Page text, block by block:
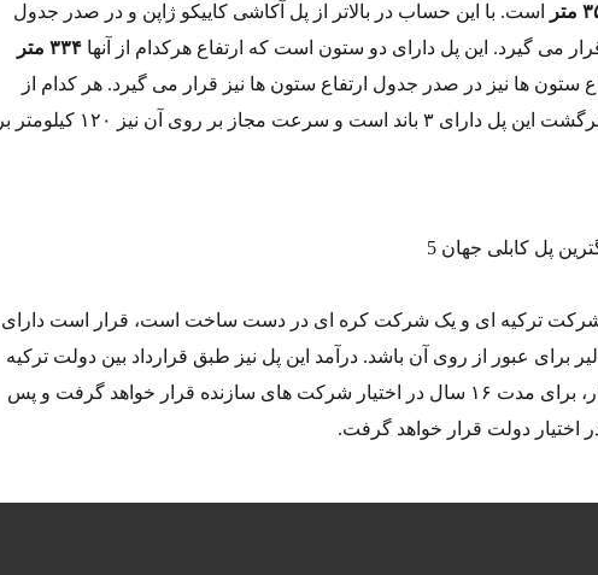
است. با این حساب در بالاتر از پل آکاشی کاییکو ژاپن و در صدر جدول
می گیرد. این پل دارای دو ستون است که ارتفاع هرکدام از آنها ۳۳۴ متر
ستون ها نیز در صدر جدول ارتفاع ستون ها نیز قرار می گیرد. هر کدام از
قسمت های رفت و برگشت این پل دارای ۳ باند است و سرعت مجاز بر روی آن نیز ۱۲۰ کیلومتر بر
شرکت ترکیه ای و یک شرکت کره ای در دست ساخت است، قرار است دارای
عوارضی به مبلغ ۱۵ لیر برای عبور از روی آن باشد. درآمد این پل نیز طبق قرارداد بین دولت ترکیه
و شرکت های پیمانکار، برای مدت ۱۶ سال در اختیار شرکت های سازنده قرار خواهد گرفت و پس
اختیار دولت قرار خواهد گرفت.